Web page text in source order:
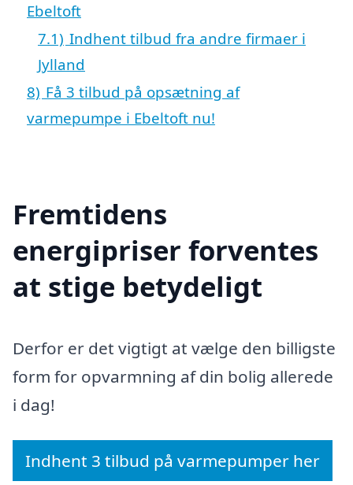
Ebeltoft
7.1) Indhent tilbud fra andre firmaer i
Jylland
8) Få 3 tilbud på opsætning af
varmepumpe i Ebeltoft nu!
Fremtidens
energipriser forventes
at stige betydeligt
Derfor er det vigtigt at vælge den billigste
form for opvarmning af din bolig allerede
i dag!
Indhent 3 tilbud på varmepumper her